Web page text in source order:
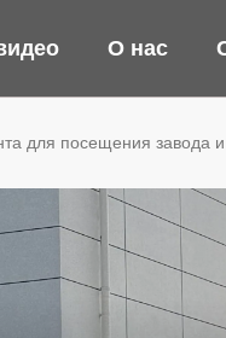
О нас
для посещения завода